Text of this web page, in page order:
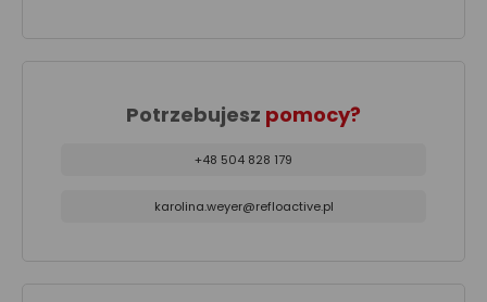
Potrzebujesz pomocy?
+48 504 828 179
karolina.weyer@refloactive.pl